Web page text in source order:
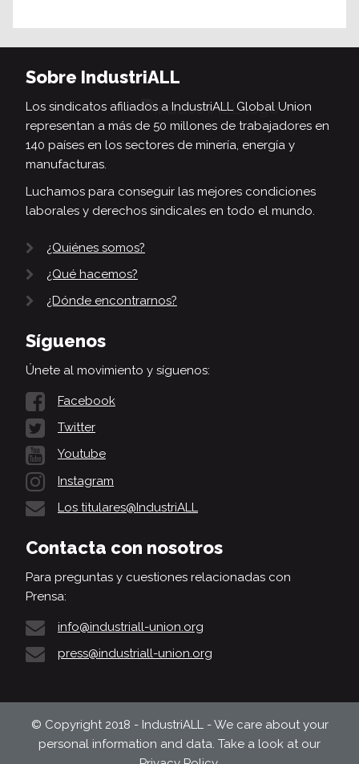
Sobre IndustriALL
Los sindicatos afiliados a IndustriALL Global Union
representan a más de 50 millones de trabajadores en
140 países en los sectores de minería, energía y
manufacturas.
Luchamos para conseguir las mejores condiciones
laborales y derechos sindicales en todo el mundo.
¿Quiénes somos?
¿Qué hacemos?
¿Dónde encontrarnos?
Síguenos
Únete al movimiento y síguenos:
Facebook
Twitter
Youtube
Instagram
Los titulares@IndustriALL
Contacta con nosotros
Para preguntas y cuestiones relacionadas con
Prensa:
info@industriall-union.org
press@industriall-union.org
© Copyright 2018 - IndustriALL - We care about your
personal information and data. Take a look at our